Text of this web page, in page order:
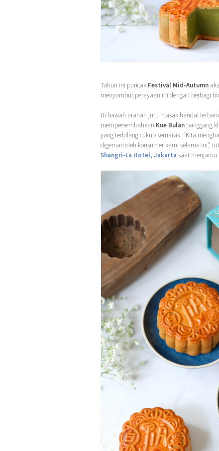
Tahun ini puncak Festival Mid-Autumn
menyambut perayaan ini dengan berbagi
Di bawah arahan juru masak handal
mempersembahkan Kue Bulan panggang
yang terbilang cukup semarak. “Kita
digemari oleh konsumer kami selama ini,”
Shangri-La Hotel, Jakarta saat menjamu